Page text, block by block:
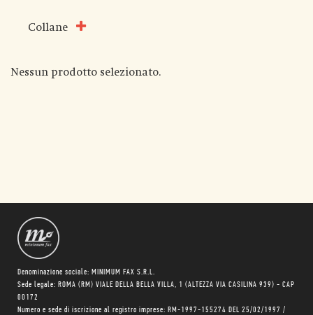
Collane
Nessun prodotto selezionato.
Denominazione sociale: MINIMUM FAX S.R.L.
Sede legale: ROMA (RM) VIALE DELLA BELLA VILLA, 1 (ALTEZZA VIA CASILINA 939) - CAP
00172
Numero e sede di iscrizione al registro imprese: RM-1997-155274 DEL 25/02/1997 /